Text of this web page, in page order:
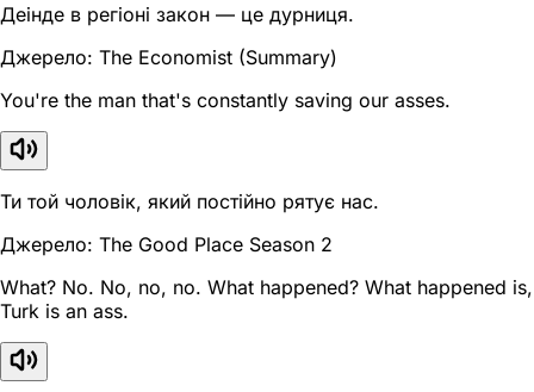
Деінде в регіоні закон — це дурниця.
Джерело: The Economist (Summary)
You're the man that's constantly saving our asses.
Ти той чоловік, який постійно рятує нас.
Джерело: The Good Place Season 2
What? No. No, no, no. What happened? What happened is,
Turk is an ass.